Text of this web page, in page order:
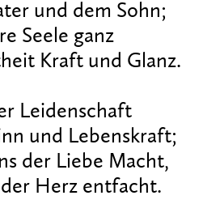
und dem Sohn;
Seele ganz
Kraft und Glanz.
Leidenschaft
und Lebenskraft;
der Liebe Macht,
Herz entfacht.